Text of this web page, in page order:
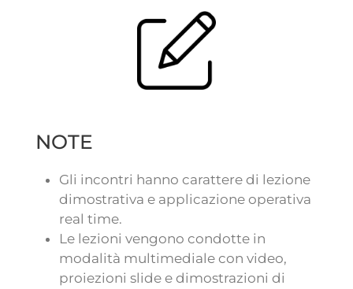
NOTE
Gli incontri hanno carattere di lezione
dimostrativa e applicazione operativa
real time.
Le lezioni vengono condotte in
modalità multimediale con video,
proiezioni slide e dimostrazioni di